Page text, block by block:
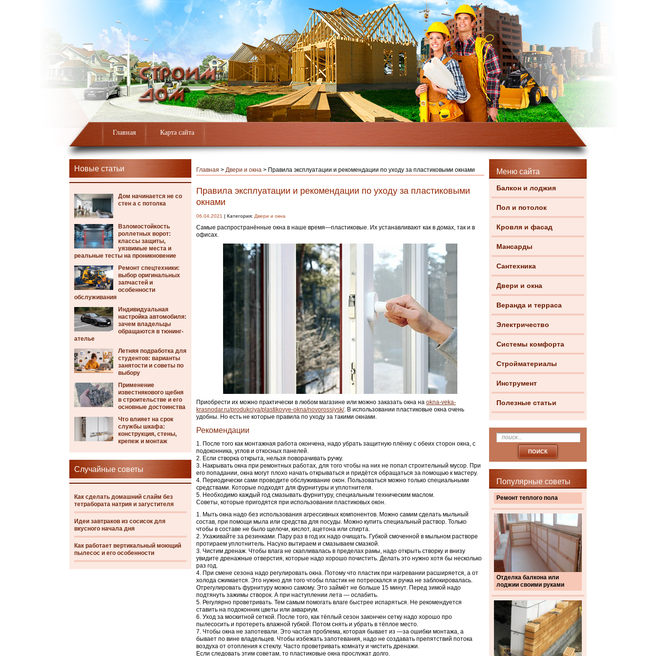
Главная Карта сайта
Новые статьи
Дом начинается не со
стен а с потолка
Взломостойкость
роллетных ворот:
классы защиты,
уязвимые места и
реальные тесты на проникновение
Ремонт спецтехники:
выбор оригинальных
запчастей и
особенности
обслуживания
Индивидуальная
настройка автомобиля:
зачем владельцы
обращаются в тюнинг-
ателье
Летняя подработка для
студентов: варианты
занятости и советы по
выбору
Применение
известнякового щебня
в строительстве и его
основные достоинства
Что влияет на срок
службы шкафа:
конструкция, стены,
крепеж и монтаж
Случайные советы
Как сделать домашний слайм без
тетрабората натрия и загустителя
Идеи завтраков из сосисок для
вкусного начала дня
Как работает вертикальный моющий
пылесос и его особенности
Меню сайта
Балкон и лоджия
Пол и потолок
Кровля и фасад
Мансарды
Сантехника
Двери и окна
Веранда и терраса
Электричество
Системы комфорта
Стройматериалы
Инструмент
Полезные статьи
Популярные советы
Ремонт теплого пола
Отделка балкона или
лоджии своими руками
Главная > Двери и окна > Правила эксплуатации и рекомендации по уходу за пластиковыми окнами
Правила эксплуатации и рекомендации по уходу за пластиковыми
окнами
06.04.2021 | Категория: Двери и окна
Самые распространённые окна в наше время—пластиковые. Их устанавливают как в домах, так и в
офисах.
Приобрести их можно практически в любом магазине или можно заказать окна на okna-veka-
krasnodar.ru/produkciya/plastikovye-okna/novorossiysk/. В использовании пластиковые окна очень
удобны. Но есть не которые правила по уходу за такими окнами.
Рекомендации
После того как монтажная работа окончена, надо убрать защитную плёнку с обеих сторон окна, с
подоконника, углов и откосных панелей.
Если створка открыта, нельзя поворачивать ручку.
Накрывать окна при ремонтных работах, для того чтобы на них не попал строительный мусор. При
его попадании, окна могут плохо начать открываться и придётся обращаться за помощью к мастеру.
Периодически сами проводите обслуживание окон. Пользоваться можно только специальными
средствами. Которые подходят для фурнитуры и уплотнителя.
Необходимо каждый год смазывать фурнитуру, специальным техническим маслом.
Советы, которые пригодятся при использовании пластиковых окон.
Мыть окна надо без использования агрессивных компонентов. Можно самим сделать мыльный
состав, при помощи мыла или средства для посуды. Можно купить специальный раствор. Только
чтобы в составе не было щелочи, кислот, ацетона или спирта.
Ухаживайте за резинками. Пару раз в год их надо очищать. Губкой смоченной в мыльном растворе
протираем уплотнитель. Насухо вытираем и смазываем смазкой.
Чистим дренаж. Чтобы влага не скапливалась в пределах рамы, надо открыть створку и внизу
увидите дренажные отверстия, которые надо хорошо почистить. Делать это нужно хотя бы несколько
раз год.
При смене сезона надо регулировать окна. Потому что пластик при нагревании расширяется, а от
холода сжимается. Это нужно для того чтобы пластик не потрескался и ручка не заблокировалась.
Отрегулировать фурнитуру можно самому. Это займёт не больше 15 минут. Перед зимой надо
подтянуть зажимы створок. А при наступлении лета — ослабить.
Регулярно проветривать. Тем самым помогать влаге быстрее испаряться. Не рекомендуется
ставить на подоконник цветы или аквариум.
Уход за москитной сеткой. После того, как тёплый сезон закончен сетку надо хорошо про
пылесосить и протереть влажной губкой. Потом снять и убрать в тёплое место.
Чтобы окна не запотевали. Это частая проблема, которая бывает из —за ошибки монтажа, а
бывает по вине владельцев. Чтобы избежать запотевания, надо не создавать препятствий потока
воздуха от отопления к стеклу. Часто проветривать комнату и чистить дренажи.
Если следовать этим советам, то пластиковые окна прослужат долго.